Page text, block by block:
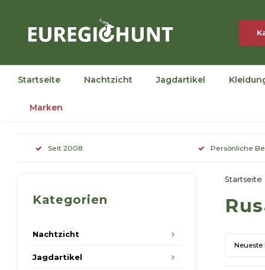
Startseite Nachtzicht Jagdartikel
Marken
Seit 2008 Persönliche
Kategorien
Nachtzicht
Jagdartikel
Startseite
Neueste